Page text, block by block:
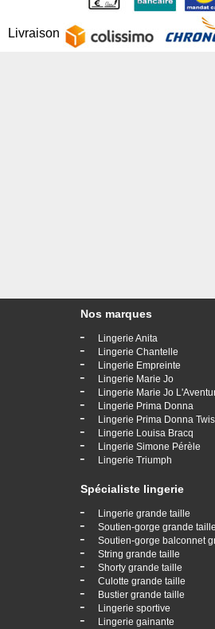
Livraison
Nos marques
- Lingerie Anita
- Lingerie Chantelle
- Lingerie Empreinte
- Lingerie Marie Jo
- Lingerie Marie Jo
- Lingerie Prima Donna
- Lingerie Prima Donna
- Lingerie Louisa Bracq
- Lingerie Simone Pérèle
- Lingerie Triumph
Spécialiste lingerie
- Lingerie grande taille
- Soutien-gorge grande taille
- Soutien-gorge balconnet
- String grande taille
- Shorty grande taille
- Culotte grande taille
- Bustier grande taille
- Lingerie sportive
- Lingerie gainante